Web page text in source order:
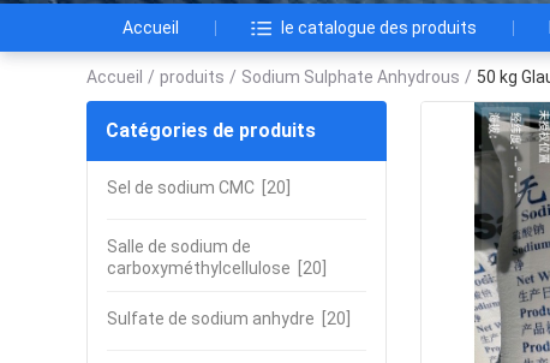
Accueil le catalogue des produits
Accueil / produits / Sodium Sulphate Anhydrous / 50 kg
Catégories de produits
Sel de sodium CMC [20]
Salle de sodium de
carboxyméthylcellulose [20]
Sulfate de sodium anhydre [20]